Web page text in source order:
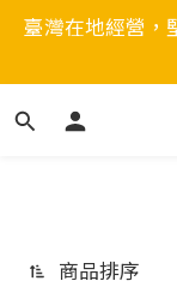
臺灣在地經營，
商品排序